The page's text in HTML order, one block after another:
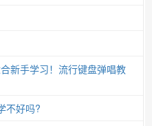
新手学习！流行键盘弹唱教
不好吗?